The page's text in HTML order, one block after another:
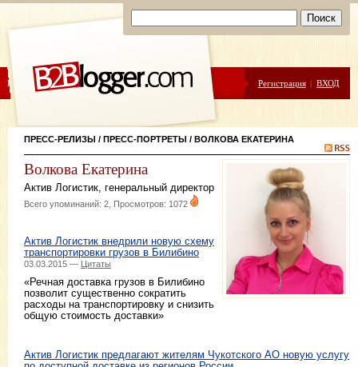
ЦЕНЫ ПОМОЩЬ Регистрация | ВХОД
ПРЕСС-РЕЛИЗЫ / ПРЕСС-ПОРТРЕТЫ / ВОЛКОВА ЕКАТЕРИНА
Волкова Екатерина
Актив Логистик генеральный директор
Всего упоминаний: 2, Просмотров: 1072
Актив Логистик внедрили новую схему
транспортировки грузов в Билибино
03.03.2015 — Цитаты
«Речная доставка грузов в Билибино
позволит существенно сократить
расходы на транспортировку и снизить
общую стоимость доставки»
Актив Логистик предлагают жителям Чукотского АО новую услугу